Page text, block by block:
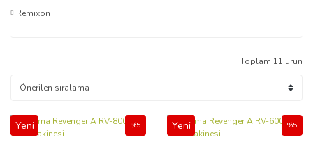
Remixon
Toplam 11 ürün
Yeni %5 Yeni %5